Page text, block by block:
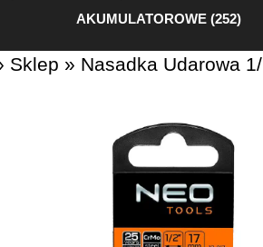
AKUMULATOROWE (252)
Sklep » Nasadka Udarowa